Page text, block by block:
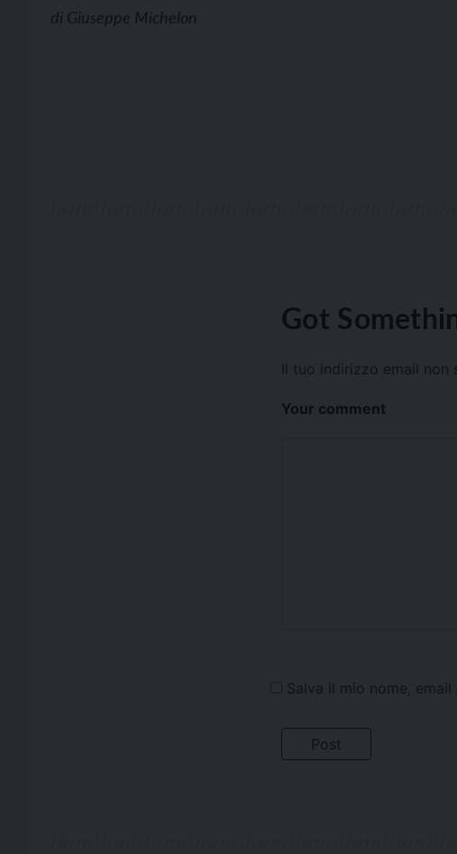
di Giuseppe Michelon
Got
Il tuo indirizzo email non
Your comment
Salva il mio nome,